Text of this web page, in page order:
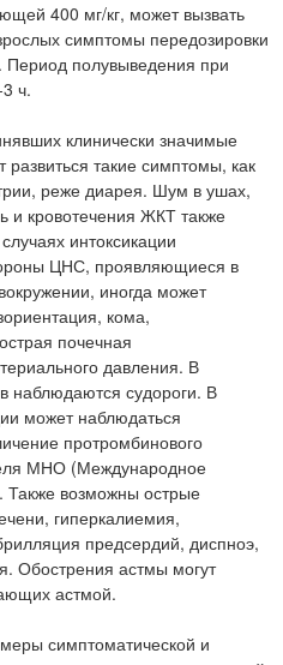
400 мг/кг, может вызвать
симптомы передозировки
полувыведения при
ч.
клинически значимые
такие симптомы, как
реже диарея. Шум в ушах,
и кровотечения ЖКТ также
интоксикации
ЦНС, проявляющиеся в
иногда может
кома,
почечная
давления. В
наблюдаются судороги. В
может наблюдаться
протромбинового
МНО (Международное
Также возможны острые
гиперкалиемия,
предсердий, диспноэ,
Обострения астмы могут
астмой.
симптоматической и